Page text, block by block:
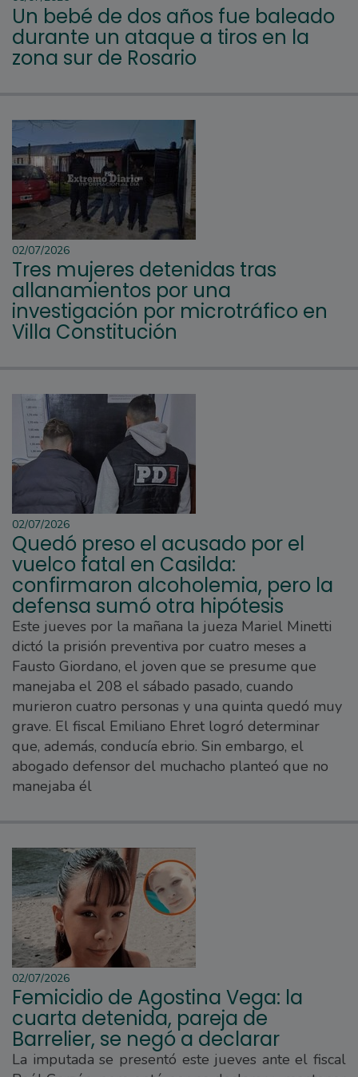
Un bebé de dos años fue baleado
durante un ataque a tiros en la
zona sur de Rosario
02/07/2026
Tres mujeres detenidas tras
allanamientos por una
investigación por microtráfico en
Villa Constitución
02/07/2026
Quedó preso el acusado por el
vuelco fatal en Casilda:
confirmaron alcoholemia, pero la
defensa sumó otra hipótesis
Este jueves por la mañana la jueza Mariel Minetti
dictó la prisión preventiva por cuatro meses a
Fausto Giordano, el joven que se presume que
manejaba el 208 el sábado pasado, cuando
murieron cuatro personas y una quinta quedó muy
grave. El fiscal Emiliano Ehret logró determinar
que, además, conducía ebrio. Sin embargo, el
abogado defensor del muchacho planteó que no
manejaba él
02/07/2026
Femicidio de Agostina Vega: la
cuarta detenida, pareja de
Barrelier, se negó a declarar
La imputada se presentó este jueves ante el fiscal